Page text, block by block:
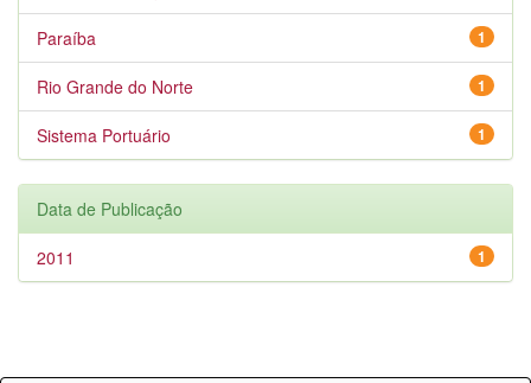
1
Paraíba
1
Rio Grande do Norte
1
Sistema Portuário
Data de Publicação
1
2011